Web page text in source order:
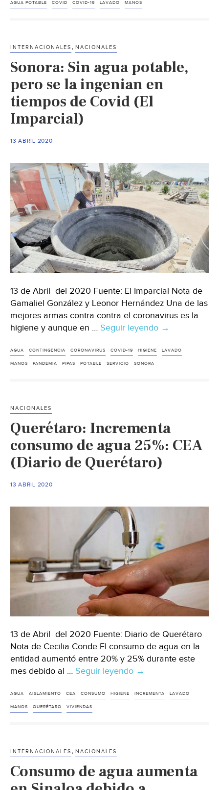
manos
seco
AGUA POTABLE COVID COVID-19 LAVADO MANOS
INTERNACIONALES ,NACIONALES
Sonora: Sin agua potable,
pero se la ingenian en
tiempos de Covid (El
Imparcial)
13 ABRIL 2020
13 de Abril del 2020 Fuente: El Imparcial Nota de
Gamaliel González y Leonor Hernández Una de las
mejores armas contra contra el coronavirus es la
higiene y aunque en … Seguir leyendo Sonora:
agua
en
tiempos
de
Covid
→
AGUA CONTINGENCIA CORONAVIRUS COVID-19 HIGIENE LAVADO
MANOS PANDEMIA PIPAS POTABLE SERVICIO SONORA
NACIONALES
Querétaro: Incrementa
consumo de agua 25%: CEA
(Diario de Querétaro)
13 ABRIL 2020
13 de Abril del 2020 Fuente: Diario de Querétaro
Nota de Cecilia Conde El consumo de agua en la
entidad aumentó entre 20% y 25% durante este
mes debido al … Seguir leyendo Querétaro:
consumo
de
→
AGUA AISLAMIENTO CEA CONSUMO HIGIENE INCREMENTA LAVADO
MANOS QUERÉTARO VIVIENDAS
INTERNACIONALES ,NACIONALES
Consumo de agua aumenta